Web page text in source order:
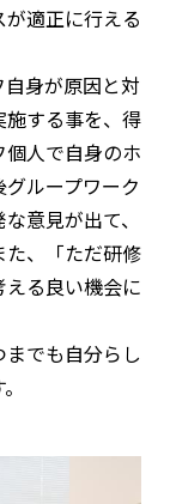
適正に行える
身が原因と対
する事を、得
人で自身のホ
ループワーク
意見が出て、
、「ただ研修
る良い機会に
でも自分らし